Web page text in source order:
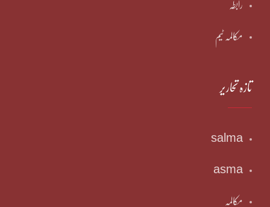
رابطہ
مکالمہ ٹیم
تازہ تحاریر
salma
asma
مکالمہ